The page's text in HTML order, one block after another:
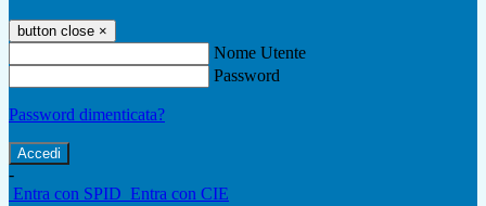
button close ×
Nome Utente
Password
Password dimenticata?
-
Entra con SPID Entra con CIE